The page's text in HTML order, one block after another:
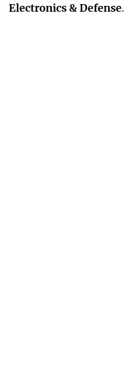
Electronics & Defense.